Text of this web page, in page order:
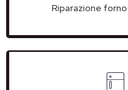
Riparazione